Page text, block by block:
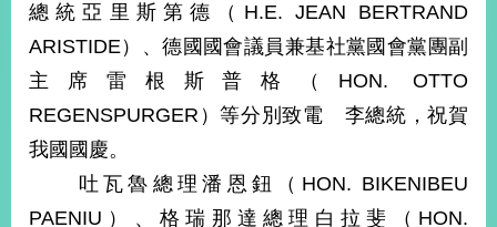
新
聞
中
心
資
總統亞里斯第德（H.E. JEAN BERTRAND
ARISTIDE）、德國國會議員兼基社黨國會黨團副
主席雷根斯普格（HON. OTTO
REGENSPURGER）等分別致電 李總統，祝賀
我國國慶。
吐瓦魯總理潘恩鈕（HON. BIKENIBEU
PAENIU）、格瑞那達總理白拉斐（HON.